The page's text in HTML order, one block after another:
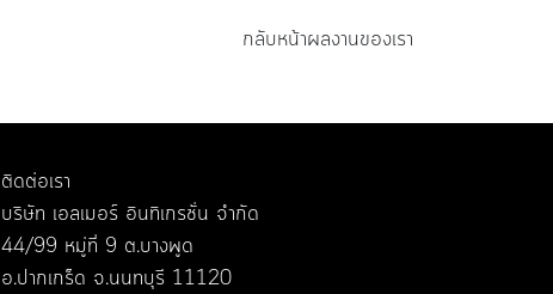
กลับหน้าผลงานของเรา
ติดต่อเรา
บริษัท เอลเมอร์ อินทิเกรชั่น จำกัด
44/99 หมู่ที่ 9 ต.บางพูด
อ.ปากเกร็ด จ.นนทบุรี 11120